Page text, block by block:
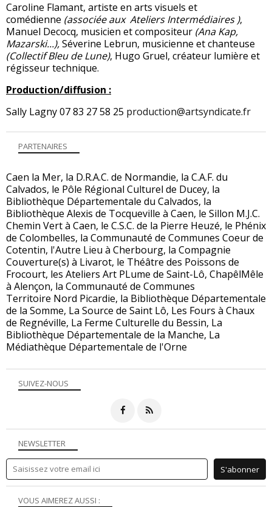
NEWSLETTER
SUIVEZ-NOUS
VOUS AIMEREZ AUSSI :
Caroline Flamant, artiste en arts visuels et
comédienne (associée aux Ateliers Intermédiaires),
Manuel Decocq, musicien et compositeur (Ana Kap,
Mazarski...),Séverine Lebrun, musicienne et chanteuse
(Collectif Bleu de Lune), Hugo Gruel, créateur lumière et
régisseur technique.
Production/diffusion :
Sally Lagny 07 83 27 58 25 production@artsyndicate.fr
PARTENAIRES
Caen la Mer, la D.R.A.C. de Normandie, la C.A.F. du
Calvados, le Pôle Régional Culturel de Ducey, la
Bibliothèque Départementale du Calvados, la
Bibliothèque Alexis de Tocqueville à Caen, le Sillon M.J.C.
Chemin Vert à Caen, le C.S.C. de la Pierre Heuzé, le Phénix
de Colombelles, la Communauté de Communes Coeur de
Cotentin, l'Autre Lieu à Cherbourg, la Compagnie
Couverture(s) à Livarot, le Théâtre des Poissons de
Frocourt, les Ateliers Art PLume de Saint-Lô, ChapêlMêle
à Alençon, la Communauté de Communes
Territoire Nord Picardie, la Bibliothèque Départementale
de la Somme, La Source de Saint Lô, Les Fours à Chaux
de Regnéville, La Ferme Culturelle du Bessin, La
Bibliothèque Départementale de la Manche, La
Médiathèque Départementale de l'Orne